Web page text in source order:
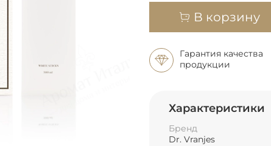
В корзину
Гарантия качества
продукции
Характеристики
Бренд
Dr. Vranjes